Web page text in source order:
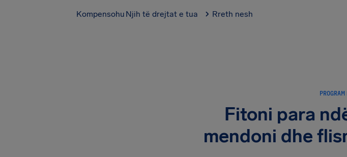
Kompensohu Njih të drejtat e tua Rreth nesh
Fitoni para
mendoni dhe